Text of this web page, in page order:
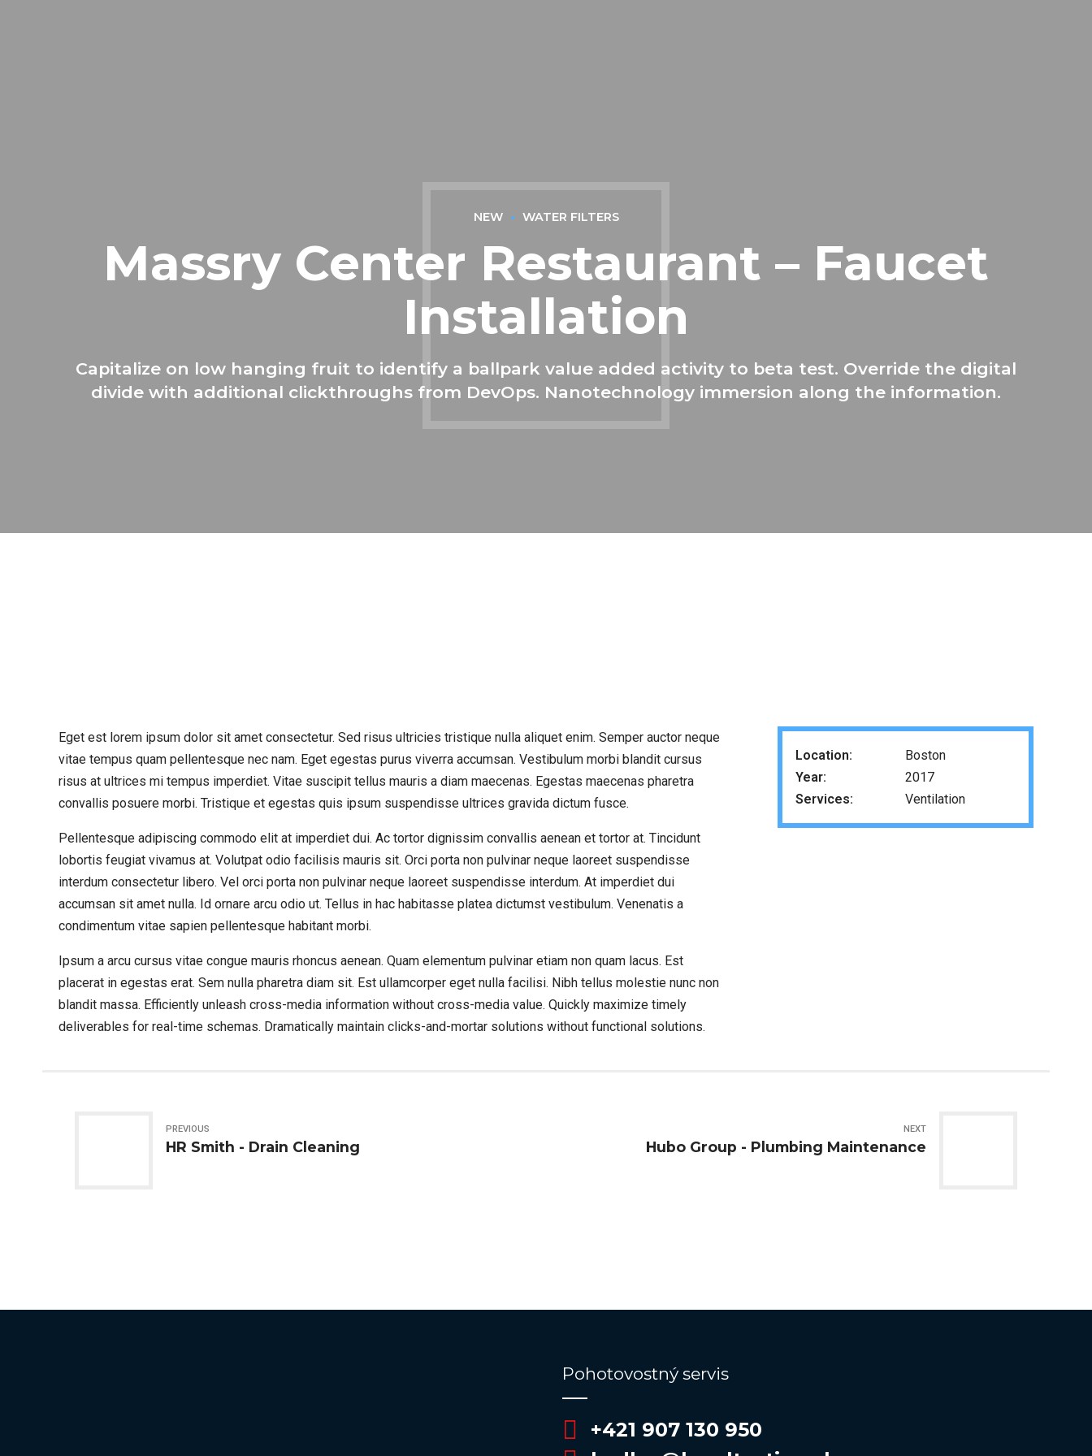
NEW WATER FILTERS
Massry Center Restaurant – Faucet
Installation
Capitalize on low hanging fruit to identify a ballpark value added activity to beta test. Override the digital
divide with additional clickthroughs from DevOps. Nanotechnology immersion along the information.
Eget est lorem ipsum dolor sit amet consectetur. Sed risus ultricies tristique nulla aliquet enim. Semper auctor neque
vitae tempus quam pellentesque nec nam. Eget egestas purus viverra accumsan. Vestibulum morbi blandit cursus
risus at ultrices mi tempus imperdiet. Vitae suscipit tellus mauris a diam maecenas. Egestas maecenas pharetra
convallis posuere morbi. Tristique et egestas quis ipsum suspendisse ultrices gravida dictum fusce.
Pellentesque adipiscing commodo elit at imperdiet dui. Ac tortor dignissim convallis aenean et tortor at. Tincidunt
lobortis feugiat vivamus at. Volutpat odio facilisis mauris sit. Orci porta non pulvinar neque laoreet suspendisse
interdum consectetur libero. Vel orci porta non pulvinar neque laoreet suspendisse interdum. At imperdiet dui
accumsan sit amet nulla. Id ornare arcu odio ut. Tellus in hac habitasse platea dictumst vestibulum. Venenatis a
condimentum vitae sapien pellentesque habitant morbi.
Ipsum a arcu cursus vitae congue mauris rhoncus aenean. Quam elementum pulvinar etiam non quam lacus. Est
placerat in egestas erat. Sem nulla pharetra diam sit. Est ullamcorper eget nulla facilisi. Nibh tellus molestie nunc non
blandit massa. Efficiently unleash cross-media information without cross-media value. Quickly maximize timely
deliverables for real-time schemas. Dramatically maintain clicks-and-mortar solutions without functional solutions.
Location:
Boston
Year:
2017
Services:
Ventilation
PREVIOUS
HR Smith - Drain Cleaning
NEXT
Hubo Group - Plumbing Maintenance
Pohotovostný servis
+421 907 130 950